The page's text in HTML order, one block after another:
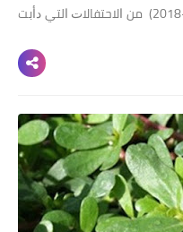
حقيقة عادة الحاكوز او 'حاكوزة (13-01-2018) من ﺍﻻﺣﺘﻔﺎﻻﺕ ﺍﻟﺘﻲ ﺩﺃﺑﺖ